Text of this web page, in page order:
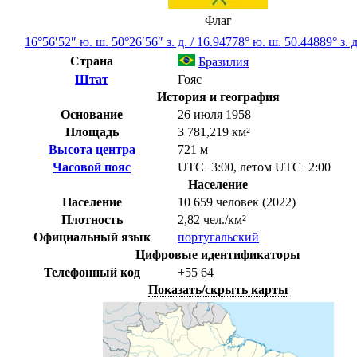
Флаг
16°56′52″ ю. ш. 50°26′56″ з. д. / 16.94778° ю. ш. 50.44889° з.
Страна
Бразилия
Штат
Гояс
История и география
Основание
26 июля 1958
Площадь
3 781,219 км²
Высота центра
721 м
Часовой пояс
UTC−3:00, летом UTC−2:00
Население
Население
10 659 человек (2022)
Плотность
2,82 чел./км²
Официальный язык
португальский
Цифровые идентификаторы
Телефонный код
+55 64
Показать/скрыть карты